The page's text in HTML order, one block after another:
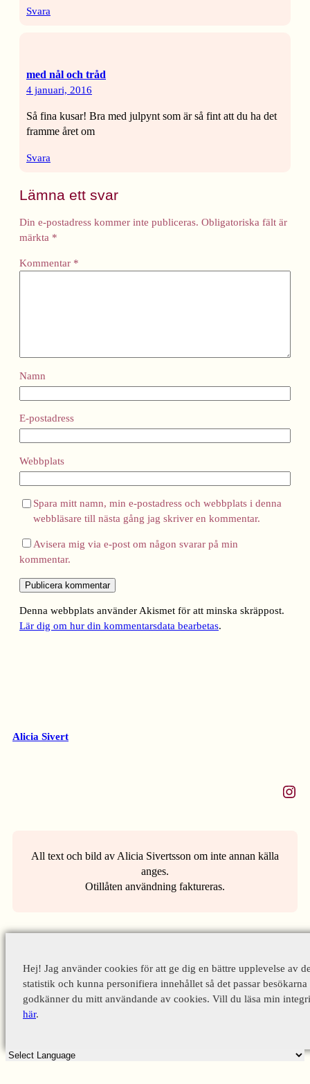
Svara
med nål och tråd
4 januari, 2016
Så fina kusar! Bra med julpynt som är så fint att du ha det
framme året om
Svara
Lämna ett svar
Din e-postadress kommer inte publiceras. Obligatoriska fält är
märkta *
Kommentar *
Namn
E-postadress
Webbplats
Spara mitt namn, min e-postadress och webbplats i denna
webbläsare till nästa gång jag skriver en kommentar.
Avisera mig via e-post om någon svarar på min
kommentar.
Denna webbplats använder Akismet för att minska skräppost.
Lär dig om hur din kommentarsdata bearbetas.
Alicia Sivert
Instagram
All text och bild av Alicia Sivertsson om inte annan källa
anges.
Otillåten användning faktureras.
Hej! Jag använder cookies för att ge dig en bättre upplevelse av
statistik och kunna personifiera innehållet så det passar
godkänner du mitt användande av cookies. Vill du läsa min
här.